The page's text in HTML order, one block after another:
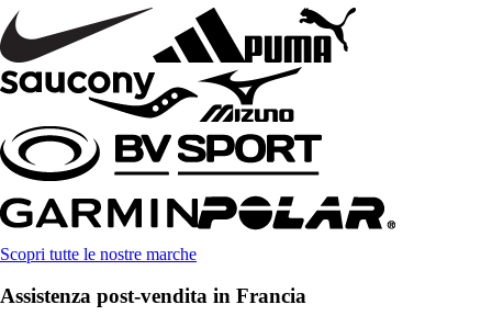
Scopri tutte le nostre marche
Assistenza post-vendita in Francia